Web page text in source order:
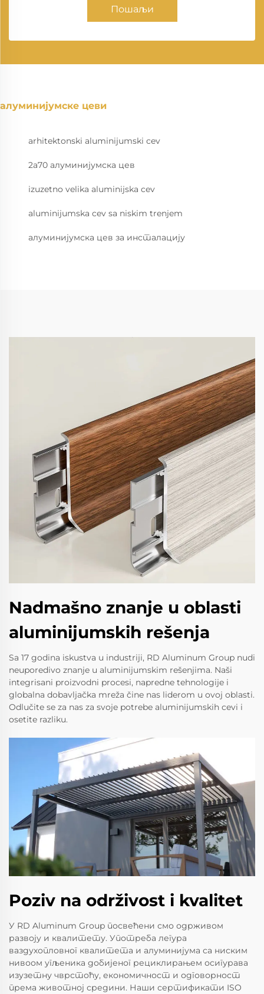
Пошаљи
алуминијумске цеви
arhitektonski aluminijumski cev
2a70 алуминијумска цев
izuzetno velika aluminijska cev
aluminijumska cev sa niskim trenjem
алуминијумска цев за инсталацију
Nadmašno znanje u oblasti
aluminijumskih rešenja
Sa 17 godina iskustva u industriji, RD Aluminum Group nudi
neuporedivo znanje u aluminijumskim rešenjima. Naši
integrisani proizvodni procesi, napredne tehnologije i
globalna dobavljačka mreža čine nas liderom u ovoj oblasti.
Odlučite se za nas za svoje potrebe aluminijumskih cevi i
osetite razliku.
Poziv na održivost i kvalitet
У RD Aluminum Group посвећени смо одрживом
развоју и квалитету. Употреба легура
ваздухопловног квалитета и алуминијума са ниским
нивоом угљеника добијеног рециклирањем осигурава
изузетну чврстоћу, економичност и одговорност
према животној средини. Наши сертификати ISO